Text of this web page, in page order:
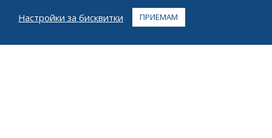
Настройки за бисквитки
ПРИЕМАМ